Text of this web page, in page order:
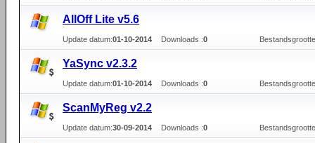
AllOff Lite v5.6
Update datum:01-10-2014 Downloads :0
YaSync v2.3.2
Update datum:01-10-2014 Downloads :0
ScanMyReg v2.2
Update datum:30-09-2014 Downloads :0